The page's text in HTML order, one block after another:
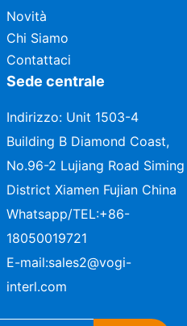
Novità
Chi Siamo
Contattaci
Sede centrale
Indirizzo: Unit 1503-4
Building B Diamond Coast,
No.96-2 Lujiang Road Siming
District Xiamen Fujian China
Whatsapp/TEL:+86-
18050019721
E-mail:sales2@vogi-
interl.com